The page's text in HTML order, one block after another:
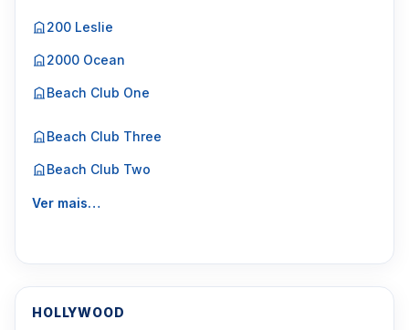
200 Leslie
2000 Ocean
Beach Club One
Beach Club Three
Beach Club Two
Ver mais…
HOLLYWOOD